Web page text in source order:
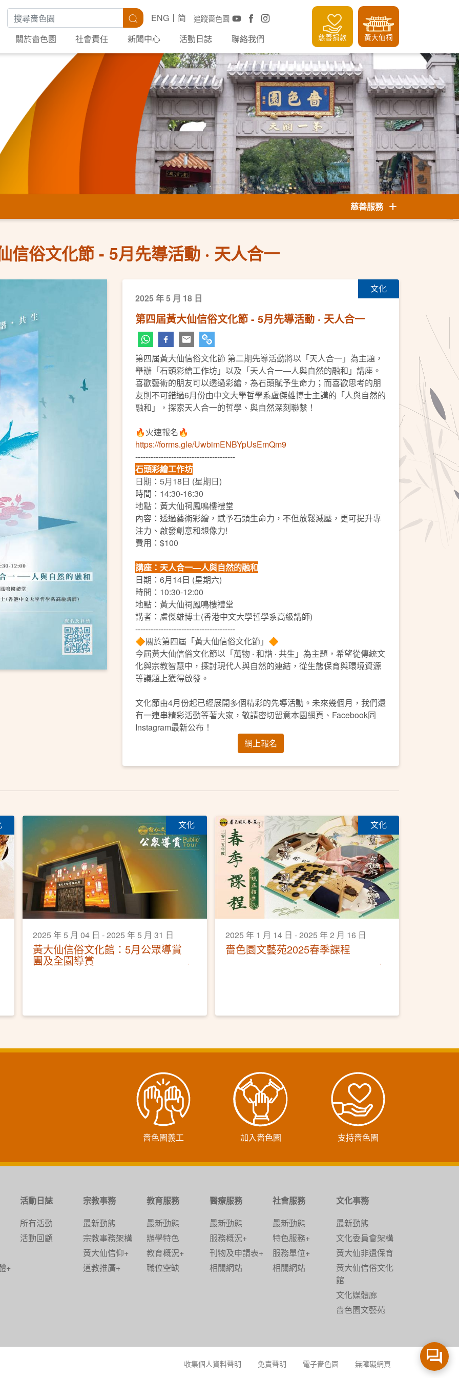
搜尋關鍵字 搜尋 追蹤嗇色園
ENG
简
關於嗇色園
社會責任 新聞中心 活動日誌 聯絡我們 慈善捐款 黃大仙祠
慈善服務
信俗文化節 - 5月先導活動 ‧ 天人合一
文化
2025 年 5 月 18 日
第四屆黃大仙信俗文化節 - 5月先導活動 ‧ 天人合一
第四屆黃大仙信俗文化節 第二期先導活動將以「天人合一」為主題，
舉辦「石頭彩繪工作坊」以及「天人合一—人與自然的融和」講座。
喜歡藝術的朋友可以透過彩繪，為石頭賦予生命力；而喜歡思考的朋
友則不可錯過6月份由中文大學哲學系盧傑雄博士主講的「人與自然的
融和」，探索天人合一的哲學、與自然深刻聯繫！
🔥火速報名🔥
https://forms.gle/UwbimENBYpUsEmQm9
---------------------------------------
石頭彩繪工作坊
日期：5月18日 (星期日)
時間：14:30-16:30
地點：黃大仙祠鳳鳴樓禮堂
內容：透過藝術彩繪，賦予石頭生命力，不但放鬆減壓，更可提升專
注力、啟發創意和想像力!
費用：$100
講座：天人合一—人與自然的融和
日期：6月14日 (星期六)
時間：10:30-12:00
地點：黃大仙祠鳳鳴樓禮堂
講者：盧傑雄博士(香港中文大學哲學系高級講師)
---------------------------------------
🔶關於第四屆「黃大仙信俗文化節」🔶
今屆黃大仙信俗文化節以「萬物 ‧ 和諧 ‧ 共生」為主題，希望從傳統文
化與宗教智慧中，探討現代人與自然的連結，從生態保育與環境資源
等議題上獲得啟發。
文化節由4月份起已經展開多個精彩的先導活動。未來幾個月，我們還
有一連串精彩活動等著大家，敬請密切留意本園網頁、Facebook同
Instagram最新公布！
網上報名
文化
2025 年 5 月 04 日 - 2025 年 5 月 31 日
黃大仙信俗文化館：5月公眾導賞
團及全園導賞
文化
2025 年 1 月 14 日 - 2025 年 2 月 16 日
嗇色園文藝苑2025春季課程
嗇色園義工 加入嗇色園 支持嗇色園
+
活動日誌
所有活動
活動回顧
宗教事務
最新動態
宗教事務架構
黃大仙信仰+
道教推廣+
教育服務
最新動態
辦學特色
教育概況+
職位空缺
醫療服務
最新動態
服務概況+
刊物及申請表+
相關網站
社會服務
最新動態
特色服務+
服務單位+
相關網站
文化事務
最新動態
文化委員會架構
黃大仙非遺保育
黃大仙信俗文化
館
文化媒體廊
嗇色園文藝苑
收集個人資料聲明 免責聲明 電子嗇色園 無障礙網頁